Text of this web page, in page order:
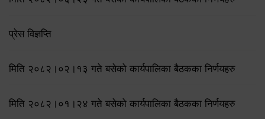
प्रेस विज्ञप्ति
मिति २०८२।०२।१३ गते बसेको कार्यपालिका बैठकका निर्णयहरु
मिति २०८२।०१।२४ गते बसेको कार्यपालिका बैठकका निर्णयहरु